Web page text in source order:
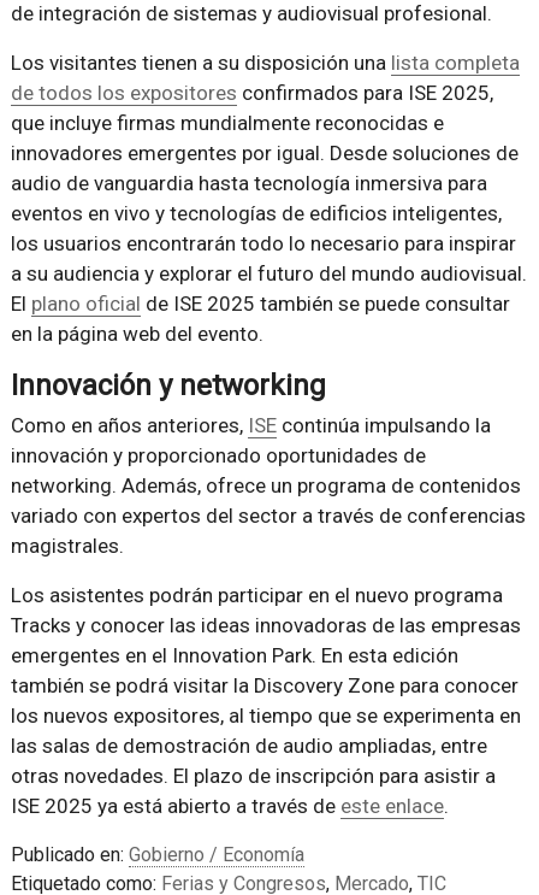
de integración de sistemas y audiovisual profesional.
Los visitantes tienen a su disposición una lista completa
de todos los expositores confirmados para ISE 2025,
que incluye firmas mundialmente reconocidas e
innovadores emergentes por igual. Desde soluciones de
audio de vanguardia hasta tecnología inmersiva para
eventos en vivo y tecnologías de edificios inteligentes,
los usuarios encontrarán todo lo necesario para inspirar
a su audiencia y explorar el futuro del mundo audiovisual.
El plano oficial de ISE 2025 también se puede consultar
en la página web del evento.
Innovación y networking
Como en años anteriores, ISEcontinúa impulsando la
innovación y proporcionado oportunidades de
networking. Además, ofrece un programa de contenidos
variado con expertos del sector a través de conferencias
magistrales.
Los asistentes podrán participar en el nuevo programa
Tracks y conocer las ideas innovadoras de las empresas
emergentes en el Innovation Park. En esta edición
también se podrá visitar la Discovery Zone para conocer
los nuevos expositores, al tiempo que se experimenta en
las salas de demostración de audio ampliadas, entre
otras novedades. El plazo de inscripción para asistir a
ISE 2025 ya está abierto a través de este enlace.
Publicado en: Gobierno / Economía
Etiquetado como: Ferias y Congresos, Mercado, TIC